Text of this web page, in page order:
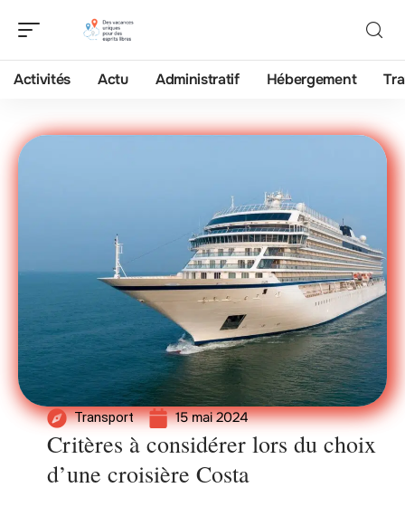
Activités Actu Administratif Hébergement
Transport 15 mai 2024
Critères à considérer lors du choix
d’une croisière Costa